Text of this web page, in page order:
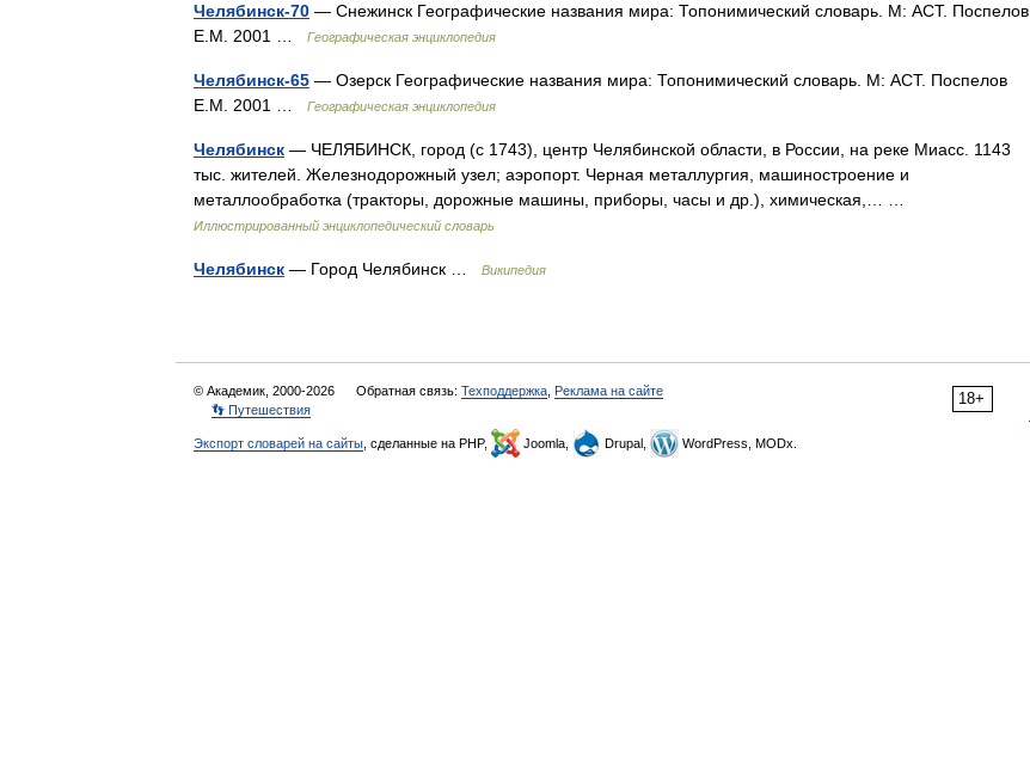
Челябинск-70 — Снежинск Географические названия мира: Топонимический словарь. М: АСТ. Поспелов
Е.М. 2001 …
Географическая энциклопедия
Челябинск-65 — Озерск Географические названия мира: Топонимический словарь. М: АСТ. Поспелов
Е.М. 2001 …
Географическая энциклопедия
Челябинск — ЧЕЛЯБИНСК, город (с 1743), центр Челябинской области, в России, на реке Миасс. 1143
тыс. жителей. Железнодорожный узел; аэропорт. Черная металлургия, машиностроение и
металлообработка (тракторы, дорожные машины, приборы, часы и др.), химическая,… …
Иллюстрированный энциклопедический словарь
Челябинск — Город Челябинск … Википедия
18+
© Академик, 2000-2026 Обратная связь: Техподдержка Реклама на сайте
👣 Путешествия
Экспорт словарей на сайты , сделанные на PHP, Joomla, Drupal, WordPress, MODx.